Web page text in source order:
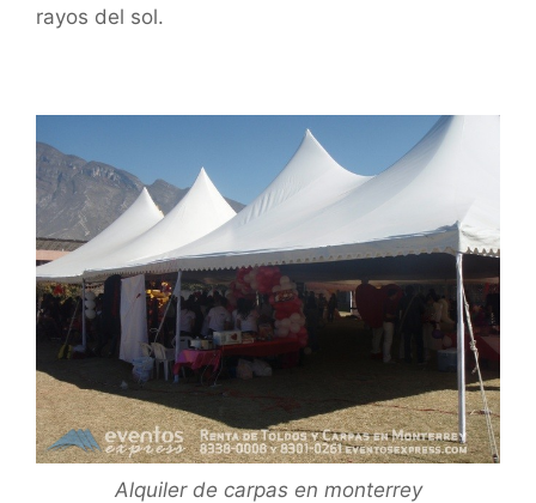
rayos del sol.
Alquiler de carpas en monterrey